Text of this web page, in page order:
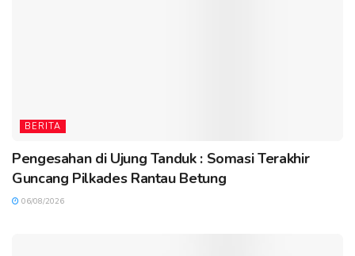
BERITA
Pengesahan di Ujung Tanduk : Somasi Terakhir
Guncang Pilkades Rantau Betung
06/08/2026